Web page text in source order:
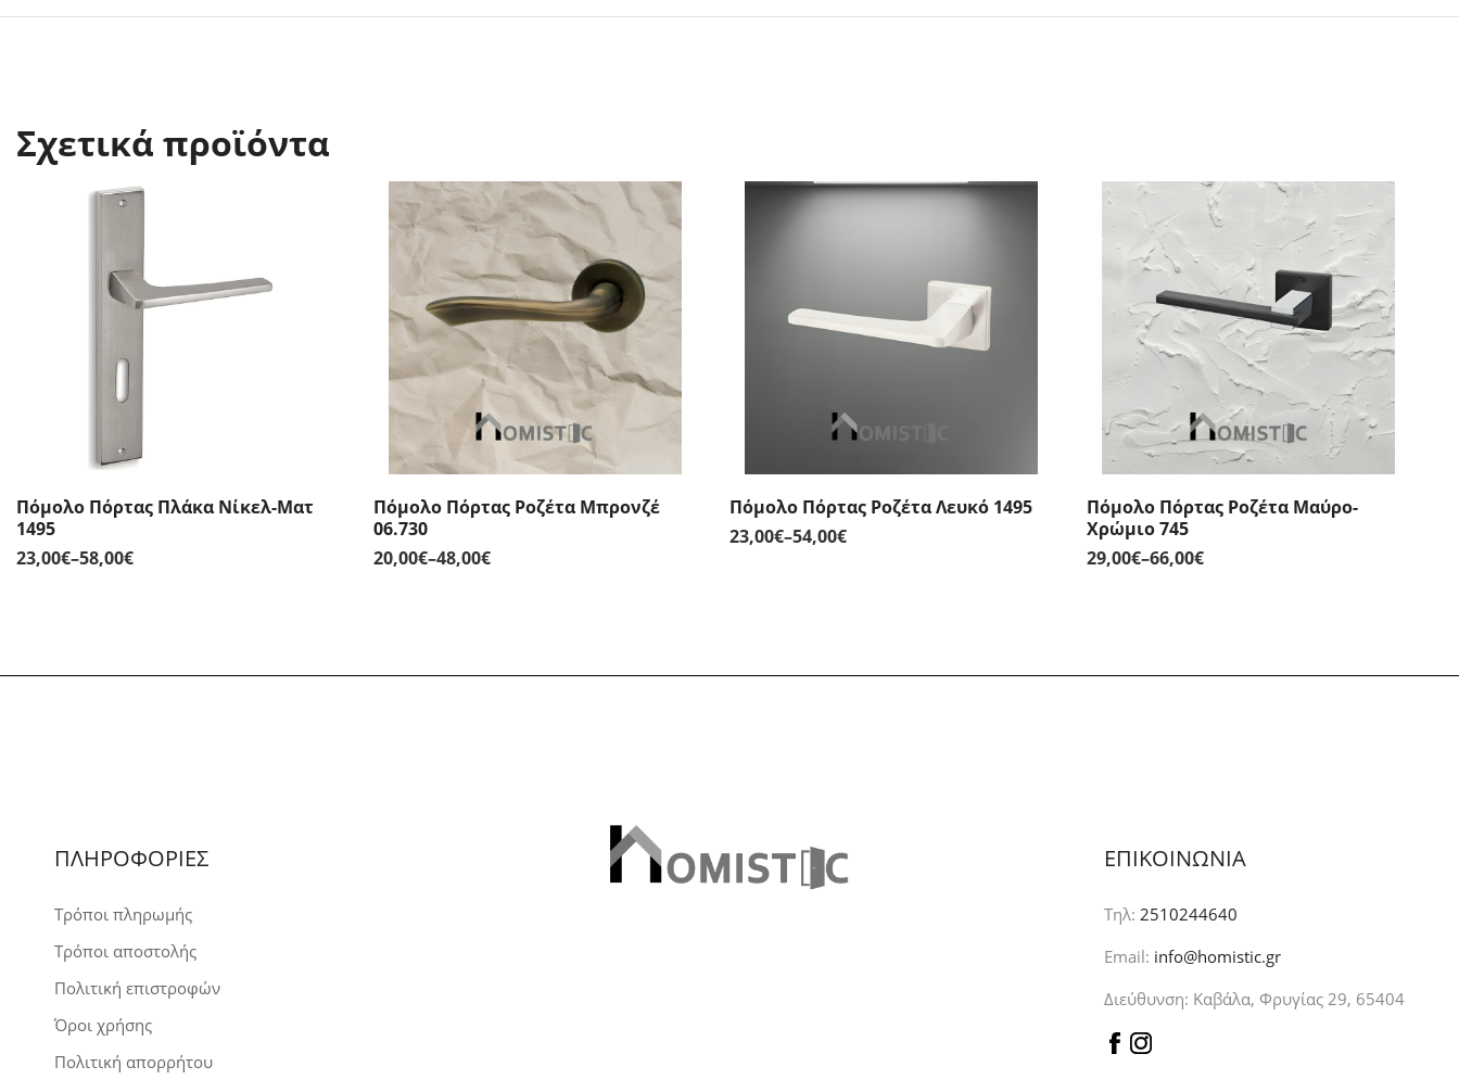
Σχετικά προϊόντα
Πόμολο Πόρτας Πλάκα Νίκελ-Ματ
1495
23,00€–58,00€Price
58,00€
Πόμολο Πόρτας Ροζέτα Μπρονζέ
06.730
20,00€–48,00€Price
48,00€
Πόμολο Πόρτας Ροζέτα Λευκό 1495
23,00€–54,00€Price
Πόμολο Πόρτας Ροζέτα Μαύρο-
Χρώμιο 745
29,00€–66,00€Price
66,00€
ΠΛΗΡΟΦΟΡΙΕΣ
Τρόποι πληρωμής
Τρόποι αποστολής
Πολιτική επιστροφών
Όροι χρήσης
Πολιτική απορρήτου
ΕΠΙΚΟΙΝΩΝΙΑ
Τηλ: 2510244640
Email: info@homistic.gr
Διεύθυνση: Καβάλα, Φρυγίας 29, 65404